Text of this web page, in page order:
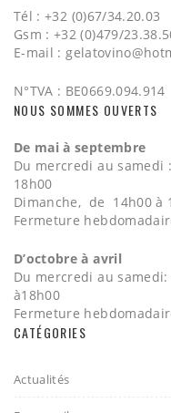
Tél : +32 (0)67/34.20.03
Gsm : +32 (0)479/
E-mail :
N°TVA : BE0669.094.914
NOUS SOMMES OUVERTS
De mai à septembre
Du mercredi au samedi
18h00
Dimanche, de 14h00 à
Fermeture
D’octobre à avril
Du mercredi au
à18h00
Fermeture
CATÉGORIES
Actualités